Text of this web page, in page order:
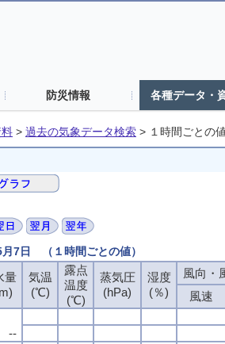
防災情報 各種データ・
> 過去の気象データ検索 > １時間ごとの
7日 （１時間ごとの値）
量
気温
(℃)
露点
温度
(℃)
蒸気圧
(hPa)
湿度
(％)
風向・
風速
--